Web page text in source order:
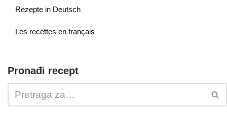
Rezepte in Deutsch
Les recettes en français
Pronađi recept